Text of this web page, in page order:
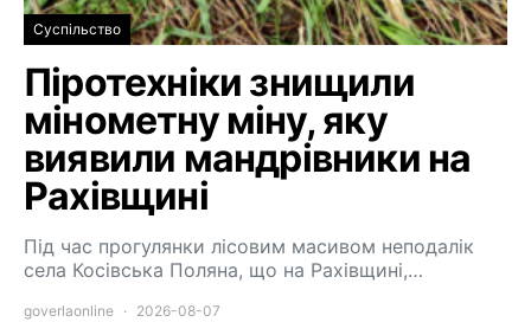
Суспільство
Піротехніки знищили
мінометну міну, яку
виявили мандрівники на
Рахівщині
Під час прогулянки лісовим масивом неподалік
села Косівська Поляна, що на Рахівщині,…
goverlaonline 2026-08-07